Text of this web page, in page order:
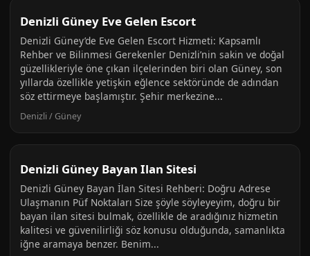
Denizli Güney Eve Gelen Escort
Denizli Güney’de Eve Gelen Escort Hizmeti: Kapsamlı
Rehber ve Bilinmesi Gerekenler Denizli’nin sakin ve doğal
güzellikleriyle öne çıkan ilçelerinden biri olan Güney, son
yıllarda özellikle yetişkin eğlence sektöründe de adından
söz ettirmeye başlamıştır. Şehir merkezine...
Denizli / Güney
Denizli Güney Bayan Ilan Sitesi
Denizli Güney Bayan İlan Sitesi Rehberi: Doğru Adrese
Ulaşmanın Püf Noktaları Size şöyle söyleyeyim, doğru bir
bayan ilan sitesi bulmak, özellikle de aradığınız hizmetin
kalitesi ve güvenilirliği söz konusu olduğunda, samanlıkta
iğne aramaya benzer. Benim...